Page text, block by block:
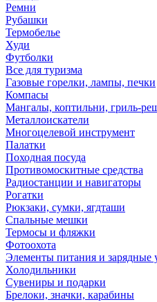
Ремни
Рубашки
Термобелье
Худи
Футболки
Все для туризма
Газовые горелки, лампы, печки
Компасы
Мангалы, коптильни, гриль-
Металлоискатели
Многоцелевой инструмент
Палатки
Походная посуда
Противомоскитные средства
Радиостанции и навигаторы
Рогатки
Рюкзаки, сумки, ягдташи
Спальные мешки
Термосы и фляжки
Фотоохота
Элементы питания и зарядные
Холодильники
Сувениры и подарки
Брелоки, значки, карабины